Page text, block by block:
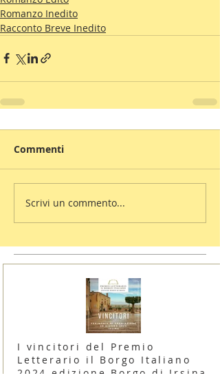
Romanzo Inedito
Racconto Breve Inedito
Commenti
Scrivi un commento...
I vincitori del Premio
Letterario il Borgo Italiano
2024 edizione Borgo di Irsina